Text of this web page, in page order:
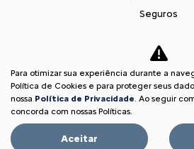
Seguros
Pós vendas
Citroën Citizen
Revisões
Citroën Assistance
Para otimizar sua experiência durante a
Política de Cookies e para proteger seus
nossa Política de Privacidade. Ao seguir
concorda com nossas Políticas.
Aceitar